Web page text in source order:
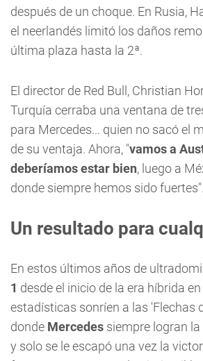
después de un choque. En Rusia,
el neerlandés limitó los daños
última plaza hasta la 2ª.
El director de Red Bull, Christian
Turquía cerraba una ventana de
para Mercedes... quien no sacó el
de su ventaja. Ahora, "vamos a
deberíamos estar bien, luego a
donde siempre hemos sido fuertes".
Un resultado para
En estos últimos años de
1 desde el inicio de la era híbrida
estadísticas sonríen a las 'Flechas
donde Mercedes siempre logran
y solo se le escapó una vez la